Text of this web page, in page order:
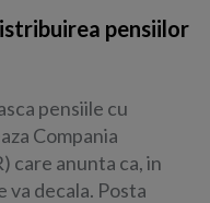
pensiilor
pensiile cu
Compania
care anunta ca, in
decala. Posta